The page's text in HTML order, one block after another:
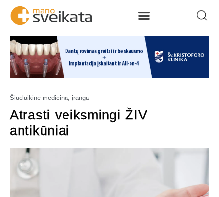
Šiuolaikinė medicina, įranga
Atrasti veiksmingi ŽIV
antikūniai